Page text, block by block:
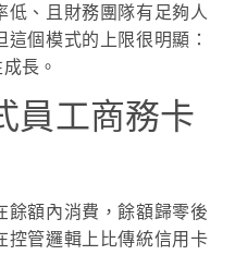
低、且財務團隊有足夠人
個模式的上限很明顯：
長。
員工商務卡
餘額內消費，餘額歸零後
控管邏輯上比傳統信用卡